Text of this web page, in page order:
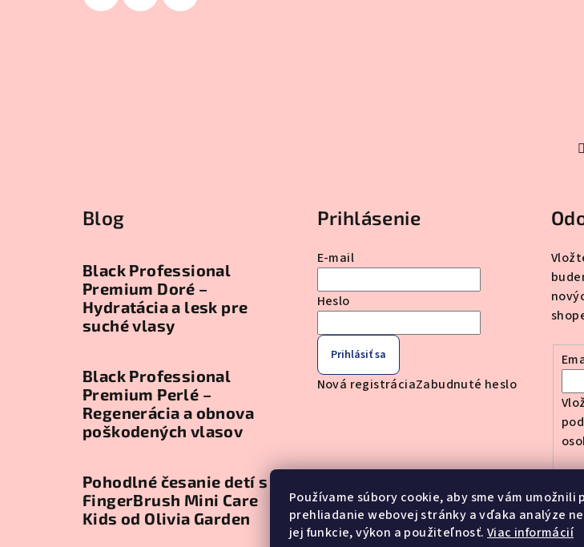
Používame súbory cookie, aby sme vám umožnili
prehliadanie webovej stránky a vďaka analýze
jej funkcie, výkon a použiteľnosť. Viac informácií
Blog
Black Professional
Premium Doré –
Hydratácia a lesk pre
suché vlasy
Black Professional
Premium Perlé –
Regenerácia a obnova
poškodených vlasov
Pohodlné česanie detí s
FingerBrush Mini Care
Kids od Olivia Garden
Prihlásenie
E-mail
Heslo
Prihlásiť sa
Nová registráciaZabudnuté heslo